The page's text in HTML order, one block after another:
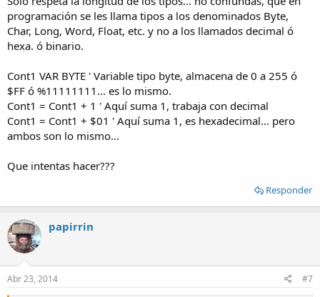
programación se les llama tipos a los denominados Byte,
Char, Long, Word, Float, etc. y no a los llamados decimal ó
hexa. ó binario.
Cont1 VAR BYTE ' Variable tipo byte, almacena de 0 a 255 ó
$FF ó %11111111... es lo mismo.
Cont1 = Cont1 + 1 ' Aquí suma 1, trabaja con decimal
Cont1 = Cont1 + $01 ' Aquí suma 1, es hexadecimal... pero
ambos son lo mismo...
Que intentas hacer???
Responder
papirrin
Abr 23, 2014 #7